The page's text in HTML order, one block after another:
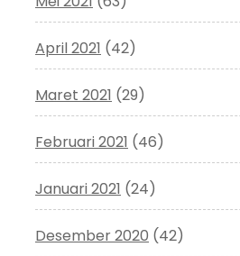
April 2021 (42)
Maret 2021 (29)
Februari 2021 (46)
Januari 2021 (24)
Desember 2020 (42)